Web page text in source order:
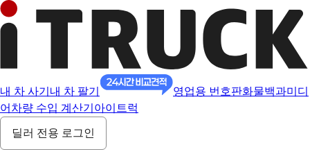
내 차 사기 내 차 팔기 영업용 번호판화물백과미디
어 차량 수입 계산기 아이트럭
딜러 전용 로그인